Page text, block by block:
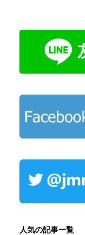
人気の記事一覧